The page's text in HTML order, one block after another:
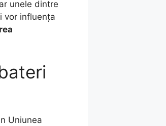
unele dintre
vor influența
Uniunea